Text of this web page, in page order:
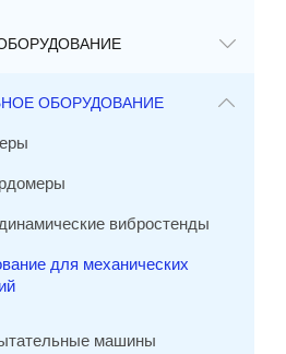
ОБОРУДОВАНИЕ
вибростенды
для механических
машины